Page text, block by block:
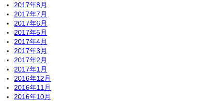
2017年8月
2017年7月
2017年6月
2017年5月
2017年4月
2017年3月
2017年2月
2017年1月
2016年12月
2016年11月
2016年10月